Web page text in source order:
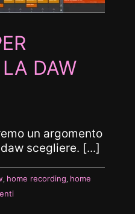
LA DAW
un argomento
scegliere. [...]
, home recording, home